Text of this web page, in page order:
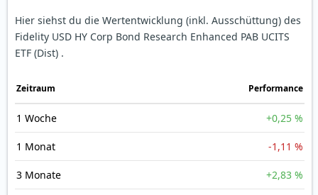
Hier siehst du die Wertentwicklung (inkl. Ausschüttung) des
Fidelity USD HY Corp Bond Research Enhanced PAB UCITS
ETF (Dist) .
Zeit­raum Perfor­mance
1 Woche +0,25 %
1 Monat -1,11 %
3 Monate +2,83 %